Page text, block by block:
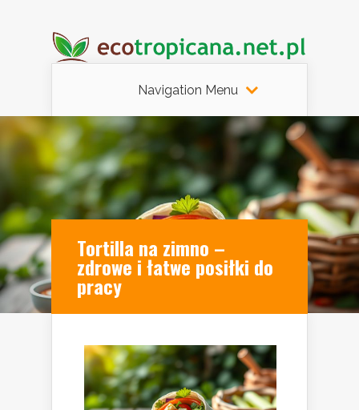
Navigation Menu
Tortilla na zimno –
zdrowe i łatwe posiłki do
pracy